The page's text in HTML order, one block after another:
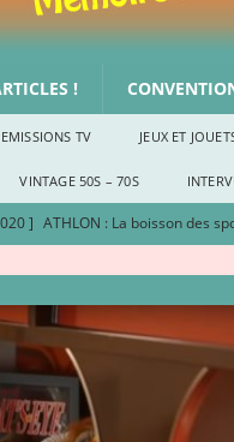
!
EMISSIONS TV JEUX ET
VINTAGE 50S – 70S
] ATHLON : La boisson des
] Le Noël des années 80, par
2019 ] On a testé : Génération
] LA CITROËN CX, par JPB !!
] Vu qu’on adore les Eighties,